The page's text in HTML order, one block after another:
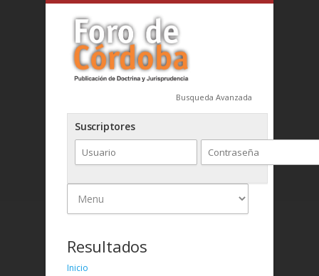
Busqueda Avanzada
Suscriptores
Resultados
Inicio